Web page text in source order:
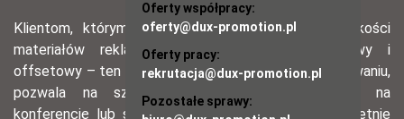
Oferty współpracy:
oferty@dux-promotion.pl
Oferty pracy:
rekrutacja@dux-promotion.pl
Pozostałe sprawy: